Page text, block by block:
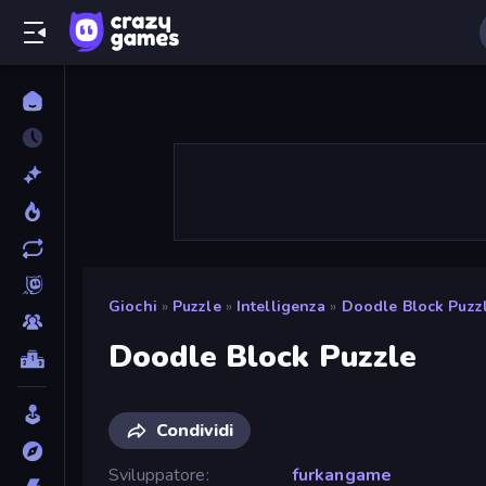
Giochi » Puzzle » Intelligenza » Doodle Block
Doodle Block Puzzle
Condividi
Sviluppatore
furkangame